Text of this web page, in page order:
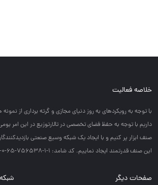
خلاصه فعالیت
با توجه به رويكردهاي به روز دنياي مجازي و گرته برداري از
داريم با توجه به حفظ فضاي تخصصي در تالارتوزيع در اين امر
صنف ابزار پر كنيم و با ايجاد يك شبكه وسيع صنعتي
اين صنف قدرتمند ايجاد نماييم. کد شامد: 1-1-756538-65-0-2
صفحات دیگر